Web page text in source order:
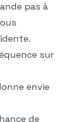
pas à
sur
envie
de